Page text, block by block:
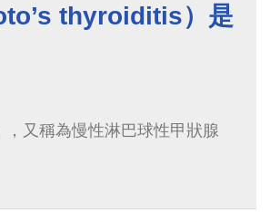
thyroiditis）是
，又稱為慢性淋巴球性甲狀腺